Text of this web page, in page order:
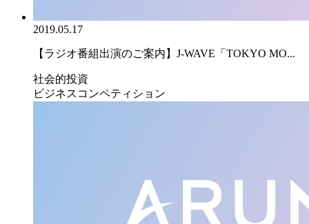
2019.05.17
【ラジオ番組出演のご案内】J-WAVE「TOKYO MO...
社会的投資
ビジネスコンペティション